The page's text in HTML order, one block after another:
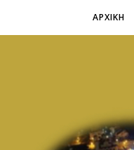
ΑΡΧΙΚΗ